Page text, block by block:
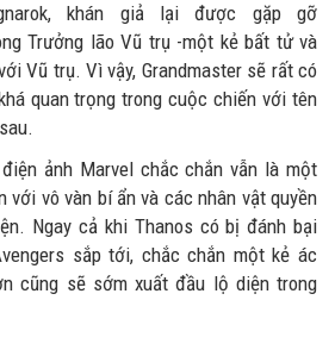
khán giả lại được gặp gỡ
Trưởng lão Vũ trụ -một kẻ bất tử và
Vũ trụ. Vì vậy, Grandmaster sẽ rất có
quan trọng trong cuộc chiến với tên
ảnh Marvel chắc chắn vẫn là một
vô vàn bí ẩn và các nhân vật quyền
Ngay cả khi Thanos có bị đánh bại
sắp tới, chắc chắn một kẻ ác
cũng sẽ sớm xuất đầu lộ diện trong